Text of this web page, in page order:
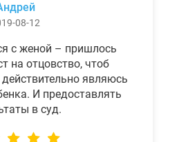
08-12
с женой – пришлось
на отцовство, чтоб
являюсь
И предоставлять
в суд.